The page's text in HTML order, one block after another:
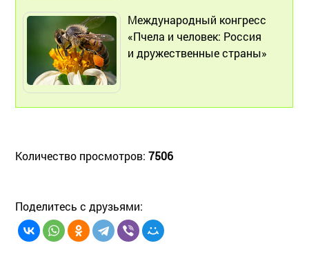
Международный конгресс
«Пчела и человек: Россия
и дружественные страны»
Количество просмотров: 7506
Поделитесь с друзьями: